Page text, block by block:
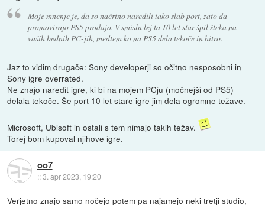
Moje mnenje je, da so načrtno naredili tako slab port, zato da
promovirajo PS5 prodajo. V smislu lej ta 10 let star špil šteka na
vaših bednih PC-jih, medtem ko na PS5 dela tekoče in hitro.
Jaz to vidim drugače: Sony developerji so očitno nesposobni in
Sony igre overrated.
Ne znajo naredit igre, ki bi na mojem PCju (močnejši od PS5)
delala tekoče. Še port 10 let stare igre jim dela ogromne težave.
Microsoft, Ubisoft in ostali s tem nimajo takih težav.
Torej bom kupoval njihove igre.
oo7
::3. apr 2023, 19:20
Verjetno znajo samo nočejo potem pa najamejo neki tretji studio,